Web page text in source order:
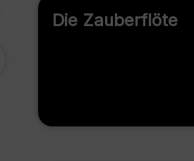
Die Zauberflöte